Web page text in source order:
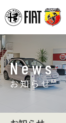
News
お知らせ